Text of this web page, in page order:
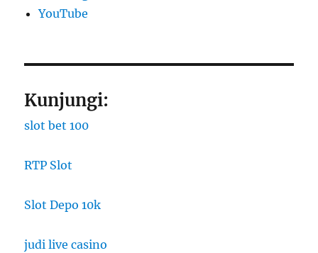
YouTube
Kunjungi:
slot bet 100
RTP Slot
Slot Depo 10k
judi live casino